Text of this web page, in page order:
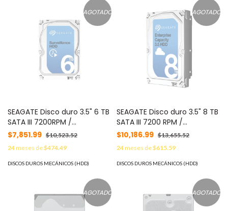
AGOTADO
SEAGATE Disco duro 3.5" 6 TB
SATA III 7200RPM /
Optimizado para
Vídeovigilancia 24/7 / Ideal
para Sistemas Robustos
MOD: ST6000NM0115
$7,851.99 $10,523.52
24meses de$474.49
DISCOS DUROS MECÁNICOS (HDD)
AGOTADO
SEAGATE Disco duro 3.5" 8 TB
SATA III 7200 RPM /
Optimizado para Vídeo
Vigilancia 24/7 MOD:
ST8000VX0002-520
$10,186.99 $13,655.52
24meses de$615.59
DISCOS DUROS MECÁNICOS (HDD)
AGOTADO AGOTADO